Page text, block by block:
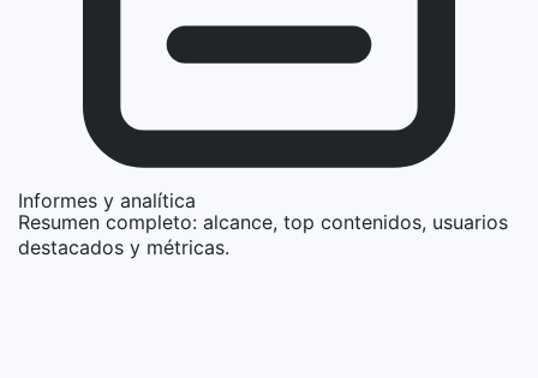
Informes y analítica
Resumen completo: alcance, top contenidos, usuarios
destacados y métricas.